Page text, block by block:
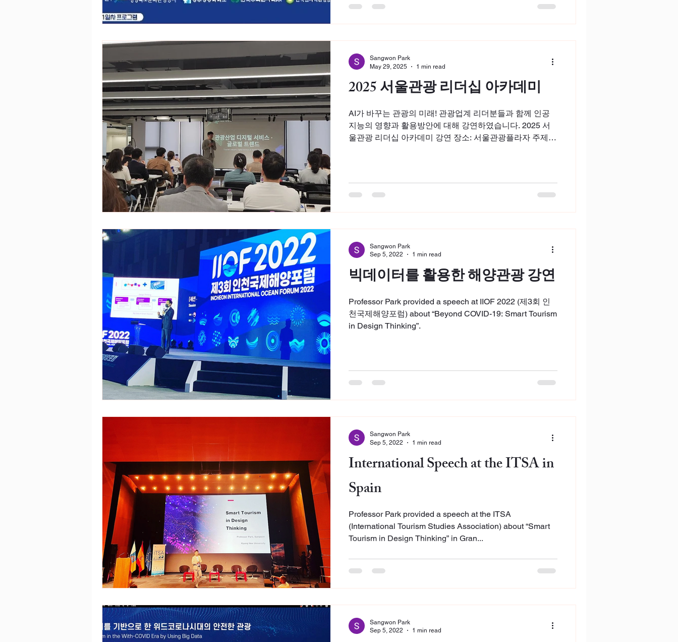
2025 서울관광 리더십 아카데미
AI가 바꾸는 관광의 미래! 관광업계 리더분들과 함께 인공
지능의 영향과 활용방안에 대해 강연하였습니다. 2025 서
울관광 리더십 아카데미 강연 장소: 서울관광플라자 주제:
Sangwon Park
May 29, 2025
1 min read
빅데이터를 활용한 해양관광 강연
Professor Park provided a speech at IIOF 2022 (제3회 인
천국제해양포럼) about “Beyond COVID-19: Smart Tourism
in Design Thinking”.
Sangwon Park
Sep 5, 2022
1 min read
International Speech at the ITSA in
Spain
Professor Park provided a speech at the ITSA
(International Tourism Studies Association) about “Smart
Tourism in Design Thinking” in Gran...
Sangwon Park
Sep 5, 2022
1 min read
Sangwon Park
Sep 5, 2022
1 min read